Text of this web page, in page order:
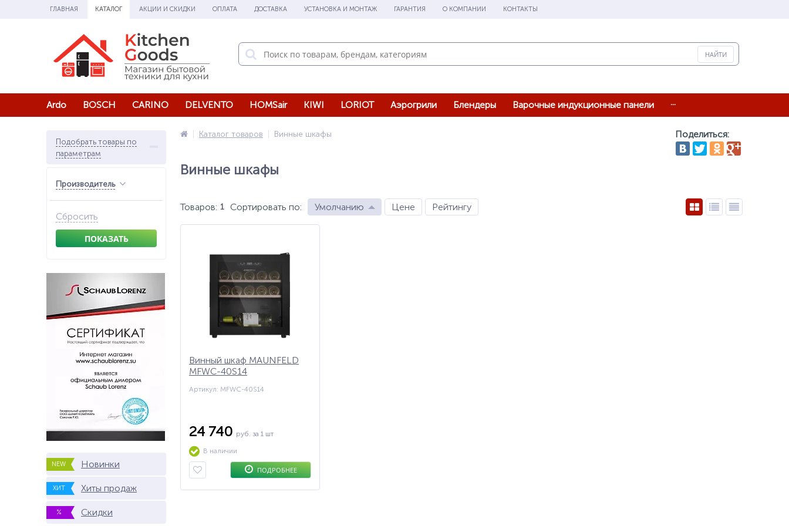
ГЛАВНАЯ КАТАЛОГ АКЦИИ И СКИДКИ ОПЛАТА ДОСТАВКА УСТАНОВКА И МОНТАЖ ГАРАНТИЯ О КОМПАНИИ КОНТАКТЫ
Ardo BOSCH CARINO DELVENTO HOMSair KIWI LORIOT Аэрогрили Блендеры Варочные индукционные панели ...
Подобрать товары по
параметрам
Производитель
Сбросить
ПОКАЗАТЬ
NEW Новинки
ХИТ Хиты продаж
% Скидки
Каталог товаров Винные шкафы Поделиться:
Винные шкафы
Товаров: 1 Сортировать по: Умолчанию Цене Рейтингу
Винный шкаф MAUNFELD
MFWC-40S14
Артикул: MFWC-40S14
24 740 руб. за 1 шт
В наличии
ПОДРОБНЕЕ